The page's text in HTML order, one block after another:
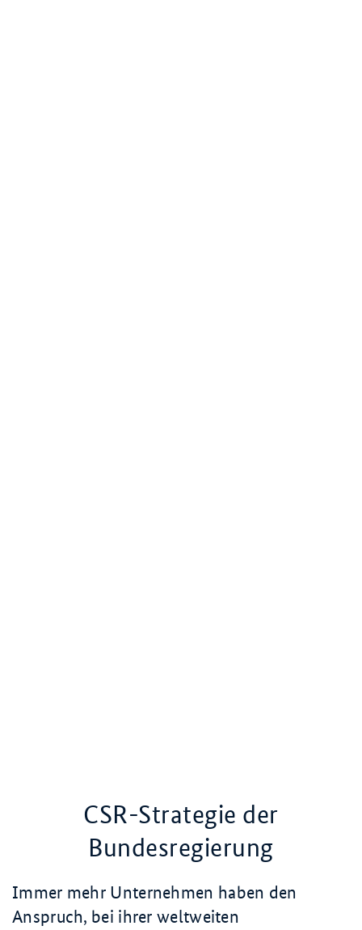
CSR-Strategie der
Bundesregierung
Immer mehr Unternehmen haben den
Anspruch, bei ihrer weltweiten